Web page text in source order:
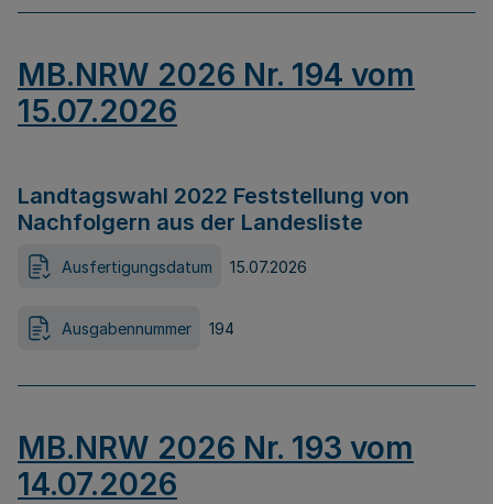
MB.NRW 2026 Nr. 194 vom
15.07.2026
Landtagswahl 2022 Feststellung von
Nachfolgern aus der Landesliste
Ausfertigungsdatum 15.07.2026
Ausgabennummer 194
MB.NRW 2026 Nr. 193 vom
14.07.2026